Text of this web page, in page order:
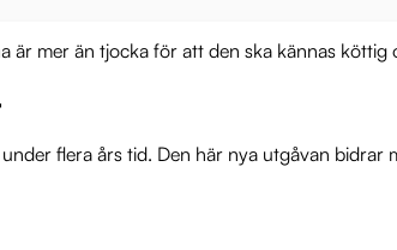
mer än tjocka för att den ska kännas köttig
flera års tid. Den här nya utgåvan bidrar